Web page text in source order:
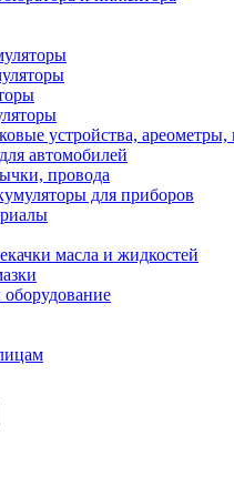
устройства,
автомобилей
провода
для приборов
масла и жидкостей